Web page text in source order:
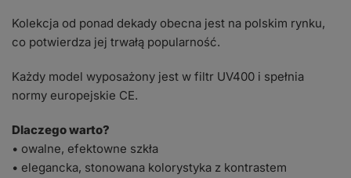
Kolekcja od ponad dekady obecna jest na polskim rynku,
co potwierdza jej trwałą popularność.
Każdy model wyposażony jest w filtr UV400 i spełnia
normy europejskie CE.
Dlaczego warto?
• owalne, efektowne szkła
• elegancka, stonowana kolorystyka z kontrastem